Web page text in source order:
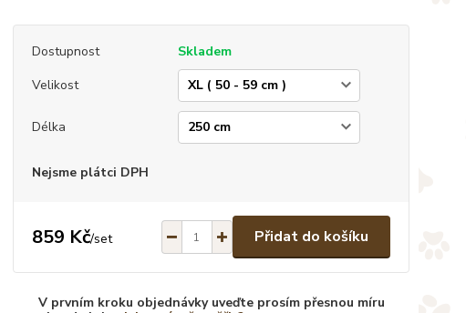
Dostupnost
Skladem
Velikost
Délka
Nejsme plátci DPH
859 Kč/set Přidat do košíku
V prvním kroku objednávky uveďte prosím přesnou míru